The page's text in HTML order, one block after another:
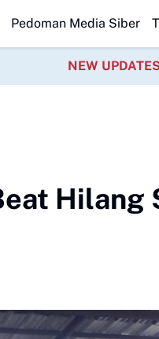
Usaha Orang di Media
Pedoman Media Siber
NEW
Hilang